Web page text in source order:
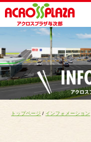
トップページ / インフォメーション